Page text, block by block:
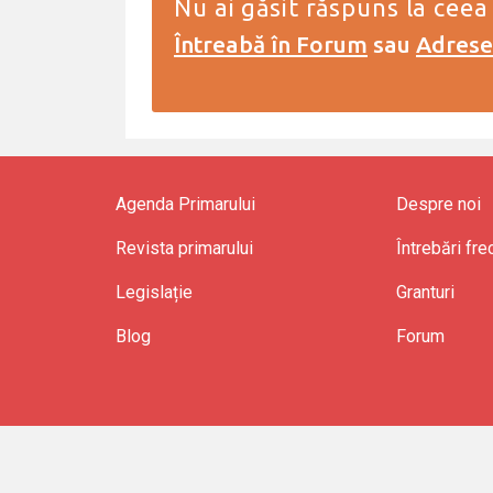
Nu ai găsit răspuns la ceea
Întreabă în Forum sau
Agenda Primarului Despre noi
Revista primarului Întrebări
Legislație Granturi
Blog Forum